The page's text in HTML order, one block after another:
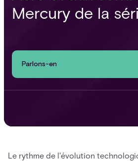
Mercury de la
Parlons-en
Le rythme de l'évolution